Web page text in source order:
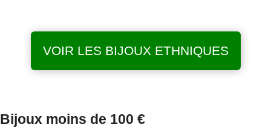
VOIR LES BIJOUX ETHNIQUES
Bijoux moins de 100 €